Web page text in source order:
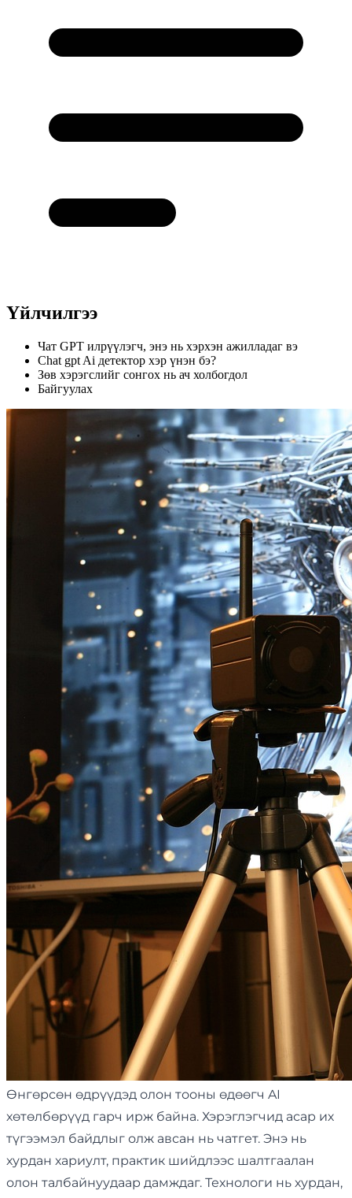
Үйлчилгээ
Чат GPT илрүүлэгч, энэ нь хэрхэн ажилладаг вэ
Chat gpt Ai детектор хэр үнэн бэ?
Зөв хэрэгслийг сонгох нь ач холбогдол
Байгуулах
Өнгөрсөн өдрүүдэд олон тооны өдөөгч AI
хөтөлбөрүүд гарч ирж байна. Хэрэглэгчид асар их
түгээмэл байдлыг олж авсан нь чатгет. Энэ нь
хурдан хариулт, практик шийдлээс шалтгаалан
олон талбайнуудаар дамждаг. Технологи нь хурдан,